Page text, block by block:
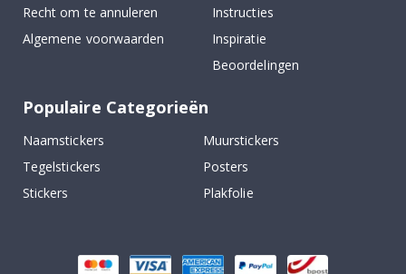
Recht om te annuleren
Algemene voorwaarden
Instructies
Inspiratie
Beoordelingen
Populaire Categorieën
Naamstickers
Muurstickers
Tegelstickers
Posters
Stickers
Plakfolie